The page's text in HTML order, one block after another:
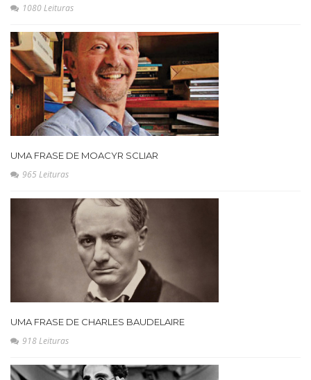
1080 Leituras
UMA FRASE DE MOACYR SCLIAR
965 Leituras
UMA FRASE DE CHARLES BAUDELAIRE
918 Leituras